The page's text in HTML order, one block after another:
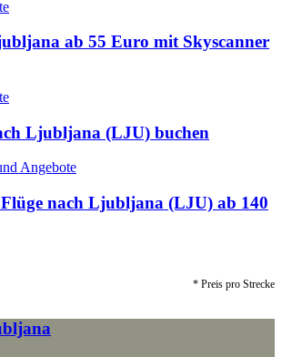
ab 55 Euro mit Skyscanner
Ljubljana (LJU) buchen
nach Ljubljana (LJU) ab 140
* Preis pro Strecke